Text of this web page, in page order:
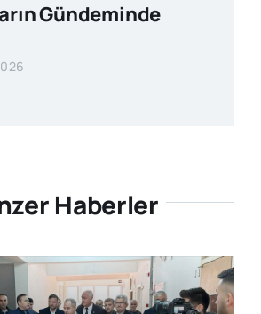
Gündeminde
Haberler